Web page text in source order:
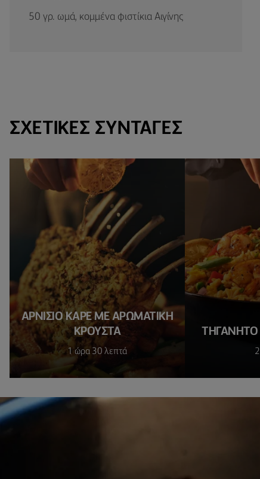
50 γρ. ωμά, κομμένα φιστίκια Αιγίνης
ΣΧΕΤΙΚΈΣ ΣΥΝΤΑΓΈΣ
ΑΡΝΊΣΙΟ ΚΑΡΈ ΜΕ ΑΡΩΜΑΤΙΚΉ
ΚΡΟΎΣΤΑ
1 ώρα 30 λεπτά
ΤΗΓΑΝΗΤΌ